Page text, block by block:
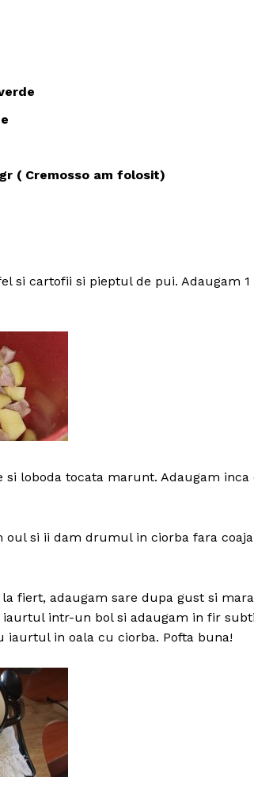
( Cremosso am folosit)
si cartofii si pieptul de pui.
si loboda tocata marunt. Adaugam
oul si ii dam drumul in ciorba fara
fiert, adaugam sare dupa gust si
intr-un bol si adaugam in fir
iaurtul in oala cu ciorba. Pofta buna!